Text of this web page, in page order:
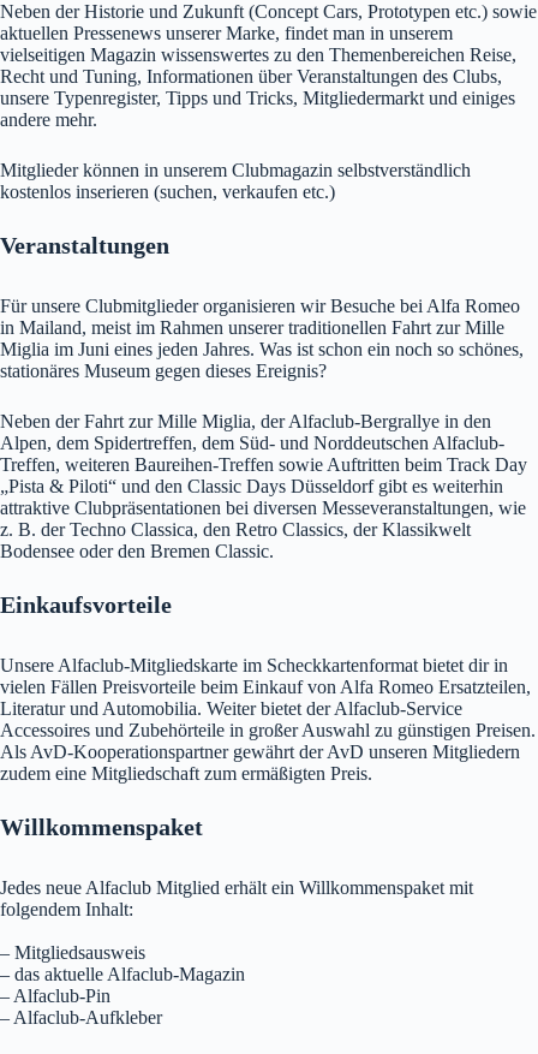
Neben der Historie und Zukunft (Concept Cars, Prototypen etc.) sowie
aktuellen Pressenews unserer Marke, findet man in unserem
vielseitigen Magazin wissenswertes zu den Themenbereichen Reise,
Recht und Tuning, Informationen über Veranstaltungen des Clubs,
unsere Typenregister, Tipps und Tricks, Mitgliedermarkt und einiges
andere mehr.
Mitglieder können in unserem Clubmagazin selbstverständlich
kostenlos inserieren (suchen, verkaufen etc.)
Veranstaltungen
Für unsere Clubmitglieder organisieren wir Besuche bei Alfa Romeo
in Mailand, meist im Rahmen unserer traditionellen Fahrt zur Mille
Miglia im Juni eines jeden Jahres. Was ist schon ein noch so schönes,
stationäres Museum gegen dieses Ereignis?
Neben der Fahrt zur Mille Miglia, der Alfaclub-Bergrallye in den
Alpen, dem Spidertreffen, dem Süd- und Norddeutschen Alfaclub-
Treffen, weiteren Baureihen-Treffen sowie Auftritten beim Track Day
„Pista & Piloti“ und den Classic Days Düsseldorf gibt es weiterhin
attraktive Clubpräsentationen bei diversen Messeveranstaltungen, wie
z. B. der Techno Classica, den Retro Classics, der Klassikwelt
Bodensee oder den Bremen Classic.
Einkaufsvorteile
Unsere Alfaclub-Mitgliedskarte im Scheckkartenformat bietet dir in
vielen Fällen Preisvorteile beim Einkauf von Alfa Romeo Ersatzteilen,
Literatur und Automobilia. Weiter bietet der Alfaclub-Service
Accessoires und Zubehörteile in großer Auswahl zu günstigen Preisen.
Als AvD-Kooperationspartner gewährt der AvD unseren Mitgliedern
zudem eine Mitgliedschaft zum ermäßigten Preis.
Willkommenspaket
Jedes neue Alfaclub Mitglied erhält ein Willkommenspaket mit
folgendem Inhalt:
– Mitgliedsausweis
– das aktuelle Alfaclub-Magazin
– Alfaclub-Pin
– Alfaclub-Aufkleber